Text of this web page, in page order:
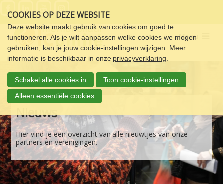
links
over
Spring
naar
de
navigatie
Spring
naar
de
inhoud
COOKIES OP DEZE WEBSITE
Deze website maakt gebruik van cookies om goed te
functioneren. Als je wilt aanpassen welke cookies we mogen
gebruiken, kan je jouw cookie-instellingen wijzigen. Meer
informatie is beschikbaar in onze privacyverklaring
Schakel alle cookies in Toon cookie-instellingen
Alleen essentiële cookies
Menu
Nieuws
Hier vind je een overzicht van alle nieuwtjes van onze
partners en verenigingen.